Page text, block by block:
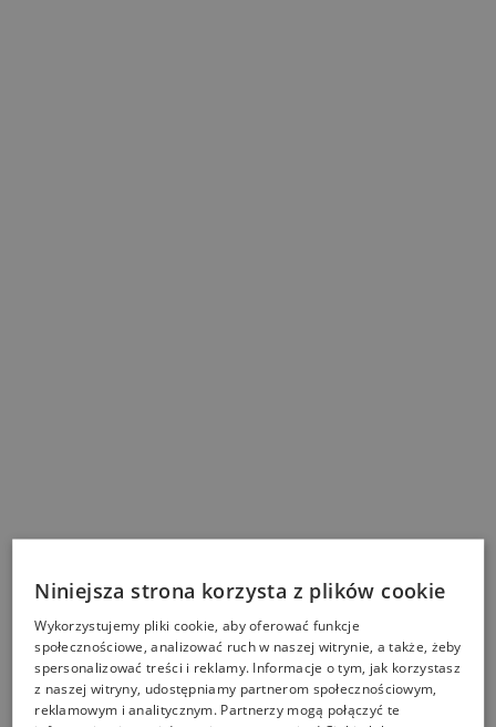
Niniejsza strona korzysta z plików cookie
Wykorzystujemy pliki cookie, aby oferować funkcje
społecznościowe, analizować ruch w naszej witrynie, a także, żeby
spersonalizować treści i reklamy. Informacje o tym, jak korzystasz
z naszej witryny, udostępniamy partnerom społecznościowym,
reklamowym i analitycznym. Partnerzy mogą połączyć te